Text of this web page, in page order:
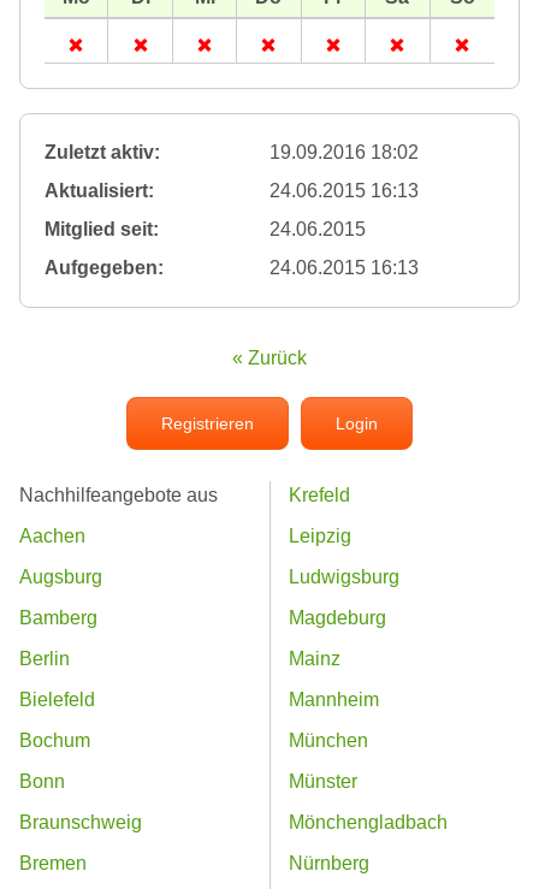
Zuletzt aktiv:
19.09.2016 18:02
Aktualisiert:
24.06.2015 16:13
Mitglied seit:
24.06.2015
Aufgegeben:
24.06.2015 16:13
« Zurück
Registrieren Login
Nachhilfeangebote aus
Aachen
Augsburg
Bamberg
Berlin
Bielefeld
Bochum
Bonn
Braunschweig
Bremen
Krefeld
Leipzig
Ludwigsburg
Magdeburg
Mainz
Mannheim
München
Münster
Mönchengladbach
Nürnberg